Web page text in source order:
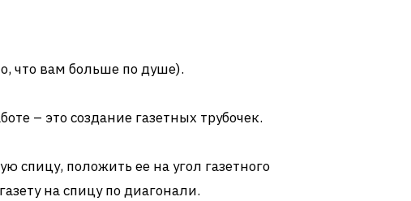
что вам больше по душе).
– это создание газетных трубочек.
спицу, положить ее на угол газетного
на спицу по диагонали.